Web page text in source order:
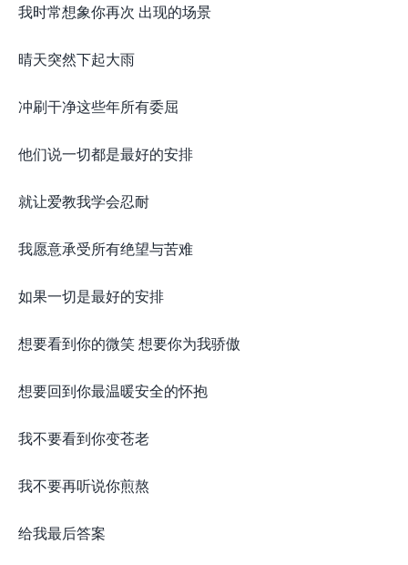
我时常想象你再次 出现的场景
晴天突然下起大雨
冲刷干净这些年所有委屈
他们说一切都是最好的安排
就让爱教我学会忍耐
我愿意承受所有绝望与苦难
如果一切是最好的安排
想要看到你的微笑 想要你为我骄傲
想要回到你最温暖安全的怀抱
我不要看到你变苍老
我不要再听说你煎熬
给我最后答案